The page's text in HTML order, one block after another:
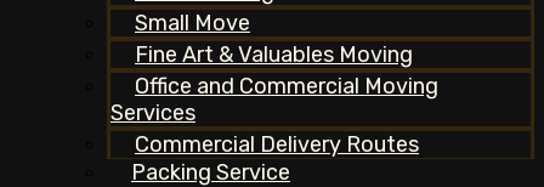
Small Move
Fine Art & Valuables Moving
Office and Commercial Moving
Services
Commercial Delivery Routes
Packing Service